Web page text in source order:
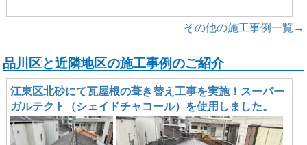
その他の施工事例一覧→
品川区と近隣地区の施工事例のご紹介
江東区北砂にて瓦屋根の葺き替え工事を実施！スーパー
ガルテクト（シェイドチャコール）を使用しました。